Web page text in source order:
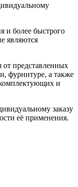
и более быстрого
являются
от представленных
фурнитуре, а также
и
заказу
её применения.